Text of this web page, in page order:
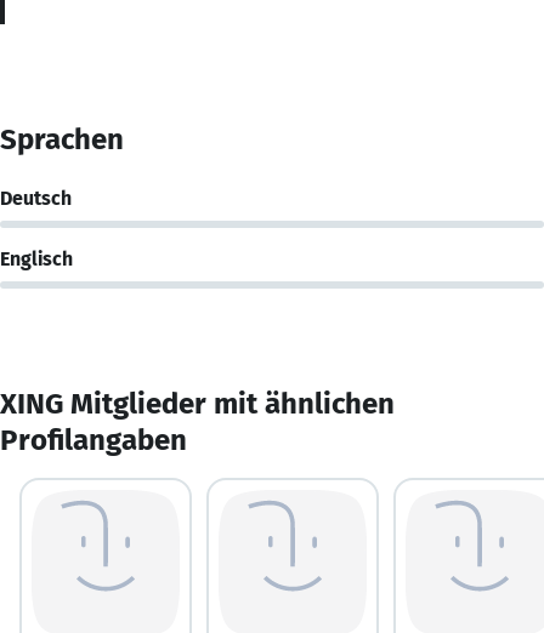
Sprachen
Deutsch
Englisch
XING Mitglieder mit ähnlichen
Profilangaben